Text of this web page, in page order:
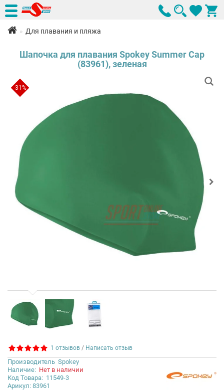
Для плавания и пляжа
Шапочка для плавания Spokey Summer Cap
(83961), зеленая
-31%
1 отзывов / Написать отзыв
Производитель Spokey
Наличие: Нет в наличии
Код Товара: 11549-3
Арикул: 83961